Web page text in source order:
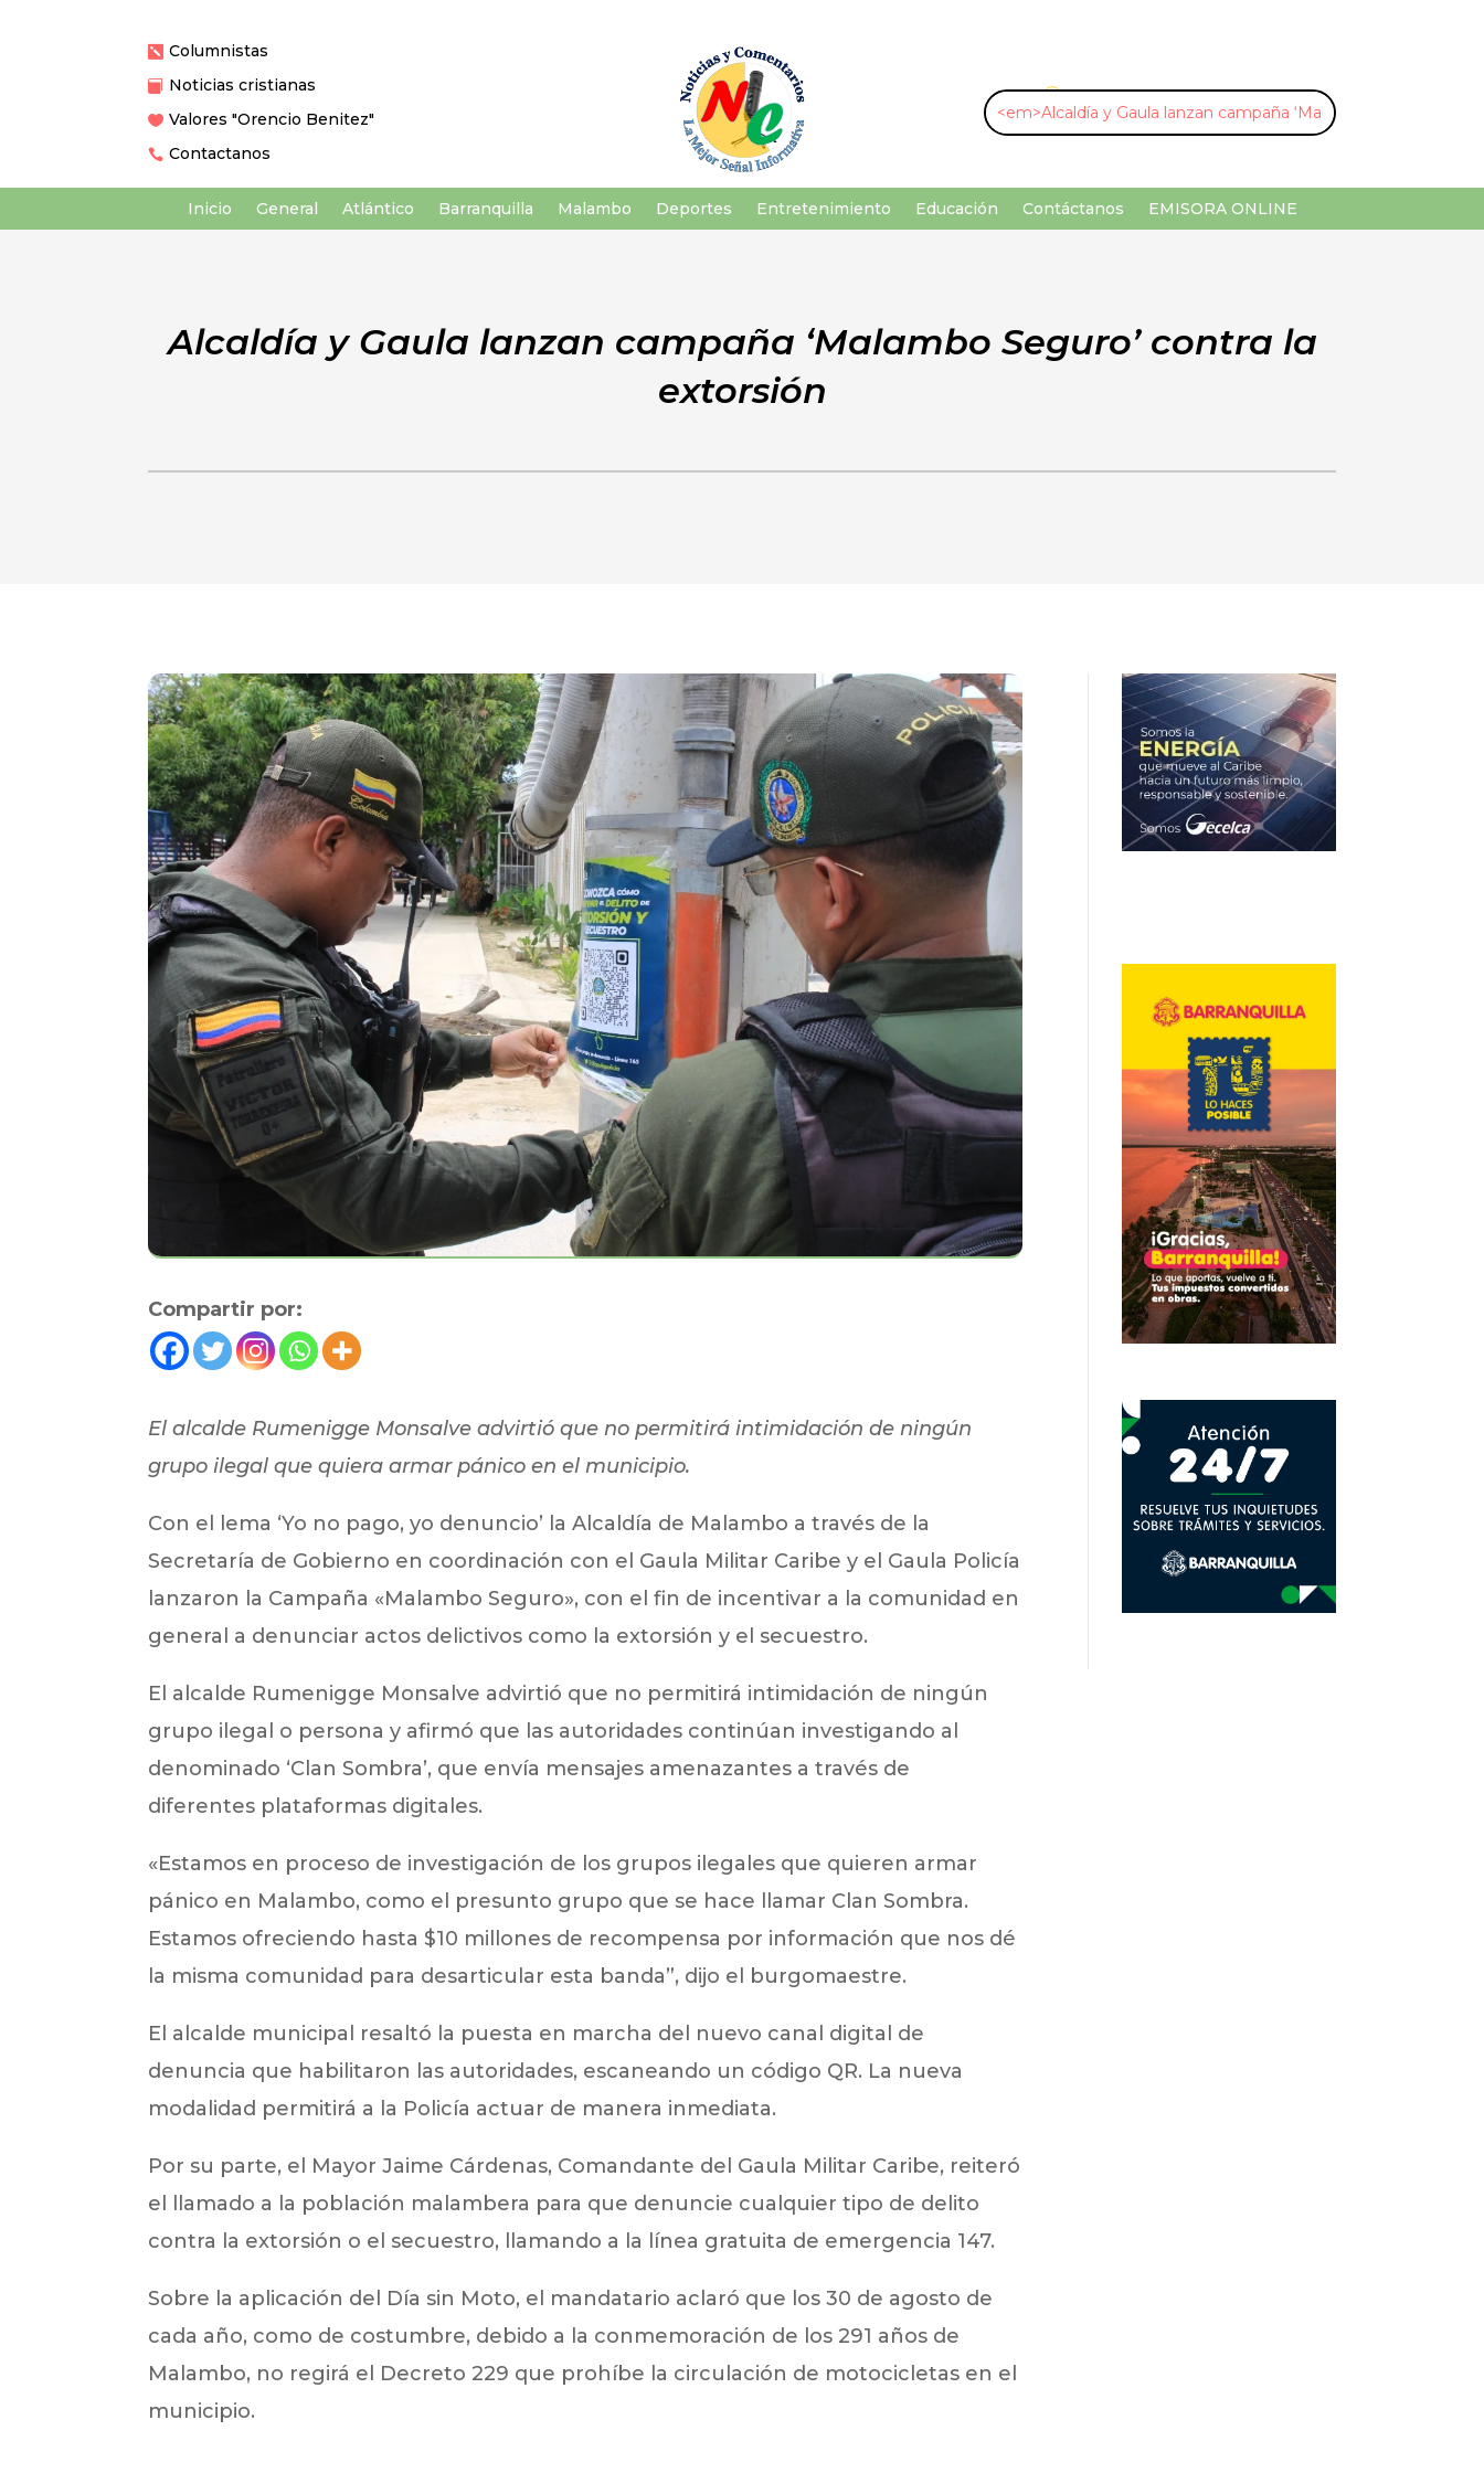
 Columnistas
 Noticias cristianas
 Valores "Orencio Benitez"
 Contactanos
U ¡Buscar por palabra clave!
Inicio General Atlántico Barranquilla Malambo Deportes Entretenimiento Educación Contáctanos EMISORA ONLINE
Alcaldía y Gaula lanzan campaña ‘Malambo Seguro’ contra la
extorsión
Compartir por:
El alcalde Rumenigge Monsalve advirtió que no permitirá intimidación de ningún
grupo ilegal que quiera armar pánico en el municipio.
Con el lema ‘Yo no pago, yo denuncio’ la Alcaldía de Malambo a través de la
Secretaría de Gobierno en coordinación con el Gaula Militar Caribe y el Gaula Policía
lanzaron la Campaña «Malambo Seguro», con el fin de incentivar a la comunidad en
general a denunciar actos delictivos como la extorsión y el secuestro.
El alcalde Rumenigge Monsalve advirtió que no permitirá intimidación de ningún
grupo ilegal o persona y afirmó que las autoridades continúan investigando al
denominado ‘Clan Sombra’, que envía mensajes amenazantes a través de
diferentes plataformas digitales.
«Estamos en proceso de investigación de los grupos ilegales que quieren armar
pánico en Malambo, como el presunto grupo que se hace llamar Clan Sombra.
Estamos ofreciendo hasta $10 millones de recompensa por información que nos dé
la misma comunidad para desarticular esta banda”, dijo el burgomaestre.
El alcalde municipal resaltó la puesta en marcha del nuevo canal digital de
denuncia que habilitaron las autoridades, escaneando un código QR. La nueva
modalidad permitirá a la Policía actuar de manera inmediata.
Por su parte, el Mayor Jaime Cárdenas, Comandante del Gaula Militar Caribe, reiteró
el llamado a la población malambera para que denuncie cualquier tipo de delito
contra la extorsión o el secuestro, llamando a la línea gratuita de emergencia 147.
Sobre la aplicación del Día sin Moto, el mandatario aclaró que los 30 de agosto de
cada año, como de costumbre, debido a la conmemoración de los 291 años de
Malambo, no regirá el Decreto 229 que prohíbe la circulación de motocicletas en el
municipio.